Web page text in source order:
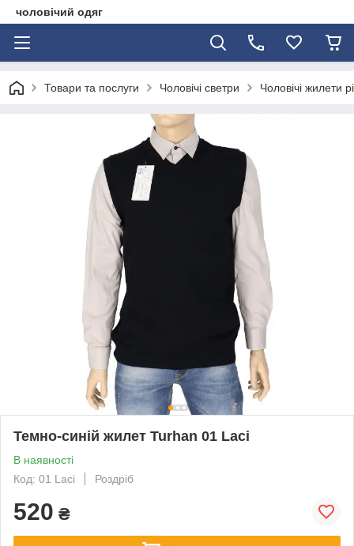
чоловічий одяг
Товари та послуги Чоловічі светри Чоловічі жилети
Темно-синій жилет Turhan 01 Laci
В наявності
Код: 01 Laci
Роздріб
520 ₴